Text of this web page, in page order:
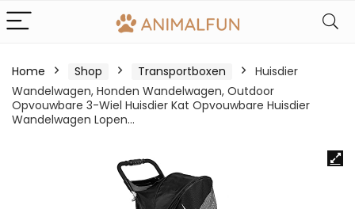
Home Shop Transportboxen
Huisdier
Wandelwagen, Honden Wandelwagen, Outdoor
Opvouwbare 3-Wiel Huisdier Kat Opvouwbare Huisdier
Wandelwagen Lopen…